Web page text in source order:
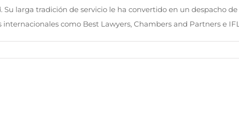
larga tradición de servicio le ha convertido en un despacho
como Best Lawyers, Chambers and Partners e